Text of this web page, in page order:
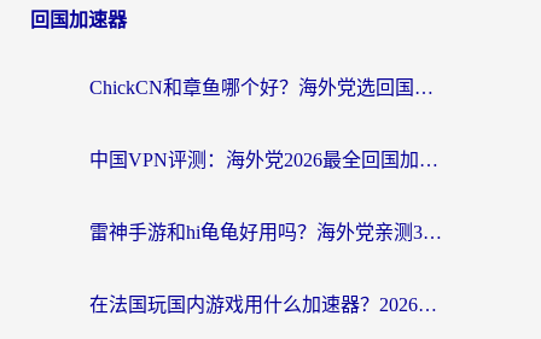
回国加速器
ChickCN和章鱼哪个好？海外党选回国加速器的3个关键维度 + 实用避坑指南
中国VPN评测：海外党2026最全回国加速器选择指南，告别地区限制不踩坑
雷神手游和hi龟龟好用吗？海外党亲测3款回国加速器，教你选对国外到国内加速器
在法国玩国内游戏用什么加速器？2026实测解决延迟卡顿的实用指南